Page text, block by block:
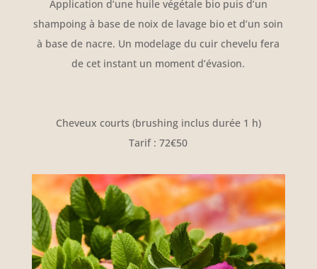
Application d’une huile végétale bio puis d’un
shampoing à base de noix de lavage bio et d’un soin
à base de nacre. Un modelage du cuir chevelu fera
de cet instant un moment d’évasion.
Cheveux courts (brushing inclus durée 1 h)
Tarif : 72€50